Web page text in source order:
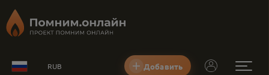
RUB Добавить